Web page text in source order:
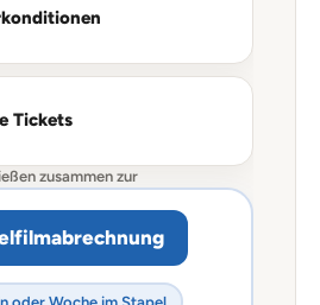
Tickets
zusammen zur